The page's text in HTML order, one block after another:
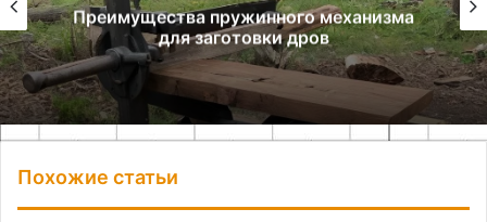
Преимущества пружинного механизма
для заготовки дров
Похожие статьи